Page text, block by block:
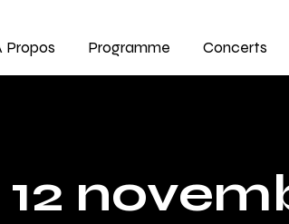
Propos Programme Concerts